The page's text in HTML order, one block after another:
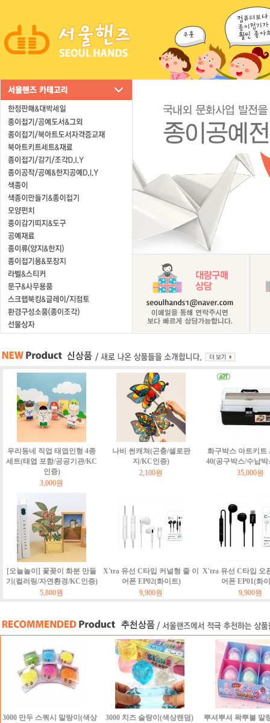
우리동네 직업 태엽인형 4종
세트(태엽 포함/공공기관/KC
인증)
3,000원
나비 썬캐쳐(곤충/셀로판
지/KC인증)
2,100원
화구박스 아트키
40(공구박스/수납
35,000원
[오늘놀이] 꽃꽂이 화분 만들
기(컬러링/자연환경/KC인증)
5,800원
X'tra 유선 C타입 커널형 줄 이
어폰 EP02(화이트)
9,900원
X'tra 유선 C타입 오
어폰 EP01(화
9,900원
3000 만두 스쿼시 말랑이(색상
3000 치즈 슬랑이(색상랜덤)
뿌셔뿌셔 왁뿌볼 말